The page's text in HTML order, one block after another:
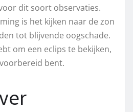
dit soort observaties.
is het kijken naar de zon
tot blijvende oogschade.
om een eclips te bekijken,
bent.